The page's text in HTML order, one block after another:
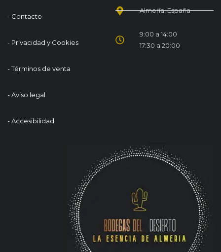
- Contacto
- Privacidad y Cookies
- Términos de venta
- Aviso legal
- Accesibilidad
Almería, España
9:00 a 14:00
17:30 a 20:00